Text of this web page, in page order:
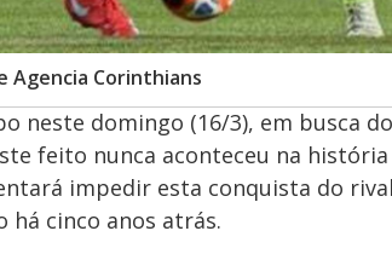
Agencia Corinthians
neste domingo (16/3), em busca
feito nunca aconteceu na
impedir esta conquista do
cinco anos atrás.